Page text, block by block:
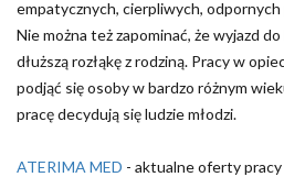
empatycznych, cierpliwych, odpornych
Nie można też zapominać, że wyjazd
dłuższą rozłąkę z rodziną. Pracy w
podjąć się osoby w bardzo różnym
pracę decydują się ludzie młodzi.
ATERIMA MED - aktualne oferty